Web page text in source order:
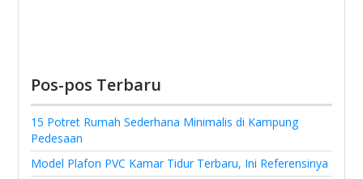
Pos-pos Terbaru
15 Potret Rumah Sederhana Minimalis di Kampung
Pedesaan
Model Plafon PVC Kamar Tidur Terbaru, Ini Referensinya